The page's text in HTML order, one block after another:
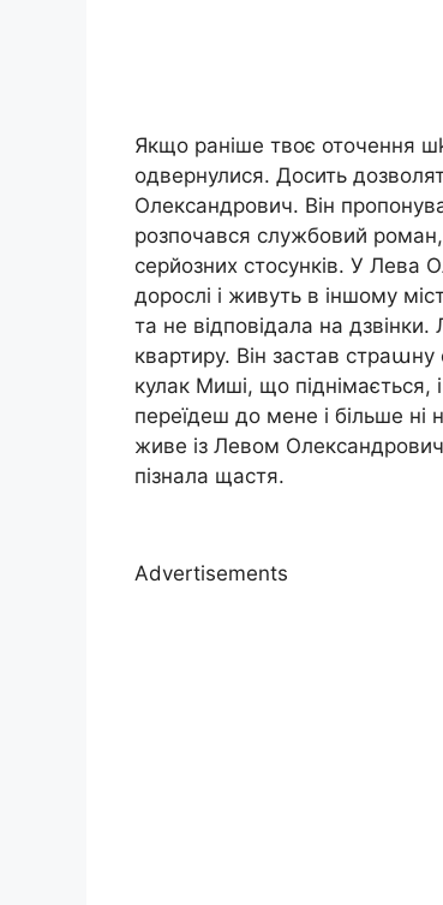
Якщо раніше твоє оточення
одвернулися. Досить
Олександрович. Він
розпочався службовий
серйозних стосунків. У Лева
дорослі і живуть в іншому
та не відповідала на
квартиру. Він застав
кулак Миші, що піднімається,
переїдеш до мене і більше ні
живе із Левом
пізнала щастя.
Advertisements